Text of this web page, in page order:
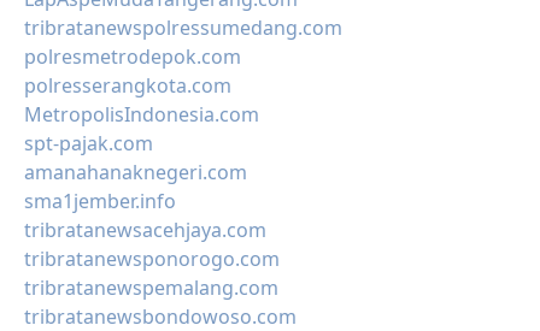
tribratanewspolressumedang.com
polresmetrodepok.com
polresserangkota.com
MetropolisIndonesia.com
spt-pajak.com
amanahanaknegeri.com
sma1jember.info
tribratanewsacehjaya.com
tribratanewsponorogo.com
tribratanewspemalang.com
tribratanewsbondowoso.com